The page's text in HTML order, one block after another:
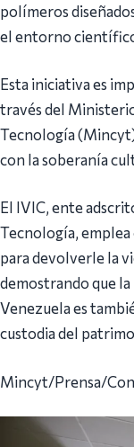
polímeros
el entorno
Esta iniciativa es
través del
Tecnología
con la soberanía
El IVIC, ente
Tecnología,
para devolverle la
demostrando que
Venezuela es
custodia del
Mincyt/Prensa/